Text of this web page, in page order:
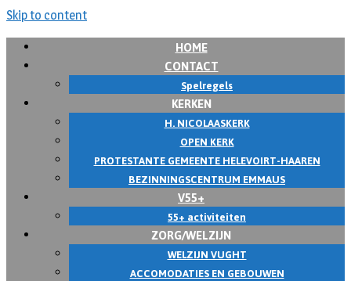
Skip to content
HOME
CONTACT
Spelregels
KERKEN
H. NICOLAASKERK
OPEN KERK
PROTESTANTE GEMEENTE HELEVOIRT-HAAREN
BEZINNINGSCENTRUM EMMAUS
V55+
55+ activiteiten
ZORG/WELZIJN
WELZIJN VUGHT
ACCOMODATIES EN GEBOUWEN